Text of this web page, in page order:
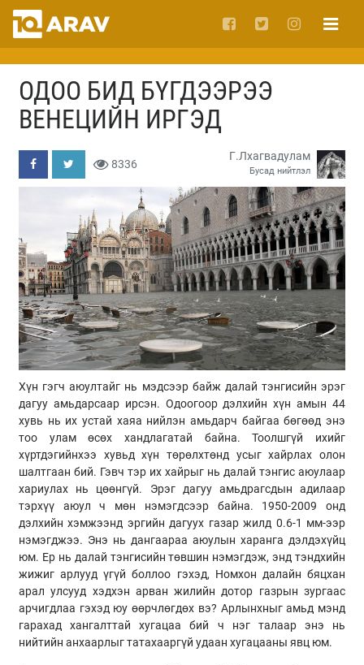
ОДОО БИД БҮГДЭЭРЭЭ
ВЕНЕЦИЙН ИРГЭД
8336
Г.Лхагвадулам
Бусад нийтлэл
Хүн гэгч аюултайг нь мэдсээр байж далай тэнгисийн эрэг
дагуу амьдарсаар ирсэн. Одоогоор дэлхийн хүн амын 44
хувь нь их устай хаяа нийлэн амьдарч байгаа бөгөөд энэ
тоо улам өсөх хандлагатай байна. Тоолшгүй ихийг
хүртдэгийнхээ хувьд хүн төрөлхтөнд усыг хайрлах олон
шалтгаан бий. Гэвч тэр их хайрыг нь далай тэнгис аюулаар
хариулах нь цөөнгүй. Эрэг дагуу амьдрагсдын адилаар
тэрхүү аюул ч мөн нэмэгдсээр байна. 1950-2009 онд
дэлхийн хэмжээнд эргийн дагуух газар жилд 0.6-1 мм-ээр
нэмэгджээ. Энэ нь дангаараа аюулын харанга дэлдэхүйц
юм. Ер нь далай тэнгисийн төвшин нэмэгдэж, энд тэндхийн
жижиг арлууд үгүй боллоо гэхэд, Номхон далайн бяцхан
арал улсууд хэдхэн арван жилийн дотор газрын зургаас
арчигдлаа гэхэд юу өөрчлөгдөх вэ? Арлынхныг амьд мэнд
гарахад хангалттай хугацаа бий ч нэг талаар энэ нь
нийтийн анхаарлыг татахааргүй удаан хугацааны явц юм.